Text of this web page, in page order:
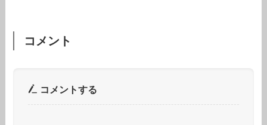
コメント
コメントする